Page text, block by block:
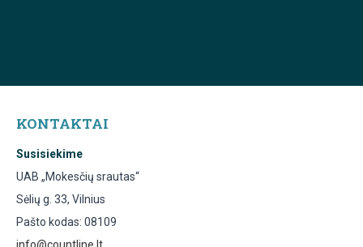
KONTAKTAI
Susisiekime
UAB „Mokesčių srautas“
Sėlių g. 33, Vilnius
Pašto kodas: 08109
info@countline.lt